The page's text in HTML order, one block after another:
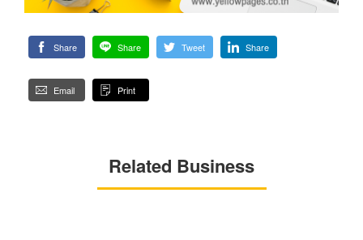
Share Share Tweet Share
Email Print
Related Business